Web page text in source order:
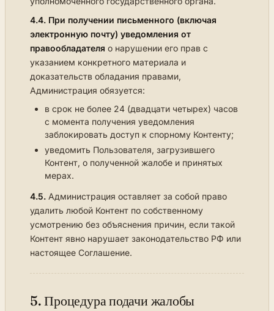
4.4. При получении письменного (включая
электронную почту) уведомления от
правообладателя о нарушении его прав с
указанием конкретного материала и
доказательств обладания правами,
Администрация обязуется:
в срок не более 24 (двадцати четырех) часов
с момента получения уведомления
заблокировать доступ к спорному Контенту;
уведомить Пользователя, загрузившего
Контент, о полученной жалобе и принятых
мерах.
4.5. Администрация оставляет за собой право
удалить любой Контент по собственному
усмотрению без объяснения причин, если такой
Контент явно нарушает законодательство РФ или
настоящее Соглашение.
5. Процедура подачи жалобы